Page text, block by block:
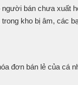
bán chưa xuất
kho bị âm, các
đơn bán lẻ của cá